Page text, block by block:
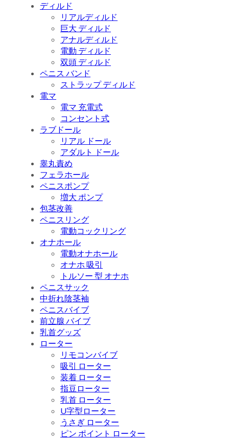
ディルド
リアルディルド
巨大 ディルド
アナルディルド
電動 ディルド
双頭 ディルド
ペニス バンド
ストラップ ディルド
電マ
電マ 充電式
コンセント式
ラブドール
リアル ドール
アダルト ドール
睾丸責め
フェラホール
ペニスポンプ
増大 ポンプ
包茎改善
ペニスリング
電動コックリング
オナホール
電動オナホール
オナホ 吸引
トルソー 型 オナホ
ペニスサック
中折れ陰茎袖
ペニスバイブ
前立腺 バイブ
乳首グッズ
ローター
リモコンバイブ
吸引 ローター
装着 ローター
指豆ローター
乳首 ローター
U字型ローター
うさぎ ローター
ピン ポイント ローター